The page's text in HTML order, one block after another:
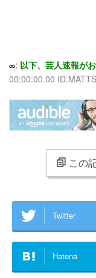
∞: 以下、芸人速報が
00:00:00.00
この
Twitter
Hatena